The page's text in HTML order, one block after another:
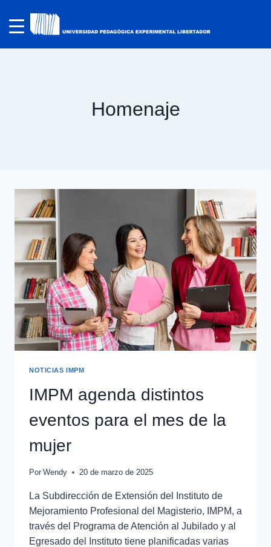
Homenaje
NOTICIAS IMPM
IMPM agenda distintos
eventos para el mes de la
mujer
Por Wendy 20 de marzo de 2025
La Subdirección de Extensión del Instituto de
Mejoramiento Profesional del Magisterio, IMPM, a
través del Programa de Atención al Jubilado y al
Egresado del Instituto tiene planificadas varias